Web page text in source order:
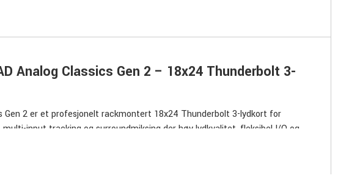
Analog Classics Gen 2 – 18x24 Thunderbolt 3-
Gen 2 er et profesjonelt rackmontert 18x24 Thunderbolt 3-lydkort for
input tracking og surroundmiksing der høy lydkvalitet, fleksibel I/O og